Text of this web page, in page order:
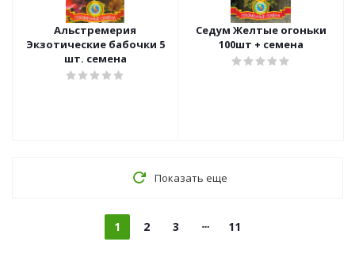
Альстремерия
Экзотические бабочки 5
шт. семена
Седум Желтые огоньки
100шт + семена
Показать еще
1 2 3 11